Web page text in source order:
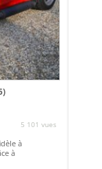
5 101 vues
à
à